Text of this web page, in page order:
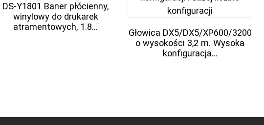
DS-Y1801 Baner płócienny,
winylowy do drukarek
atramentowych, 1.8...
Głowica DX5/DX5/XP600/3200
o wysokości 3,2 m. Wysoka
konfiguracja...